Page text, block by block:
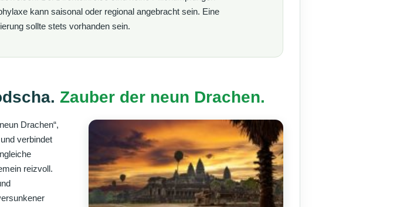
kann saisonal oder regional angebracht sein. Eine
sollte stets vorhanden sein.
Zauber der neun Drachen.
Drachen“,
verbindet
reizvoll.